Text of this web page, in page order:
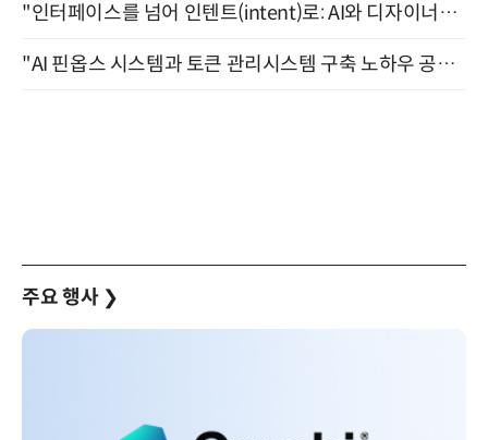
"인터페이스를 넘어 인텐트(intent)로: AI와 디자이너가 함께 만드는 공존의 UX" 강남역 (9/2)
"AI 핀옵스 시스템과 토큰 관리시스템 구축 노하우 공개" 잠실 한국광고문화회관 2층 대회의실 (8/21)
주요 행사 ❯